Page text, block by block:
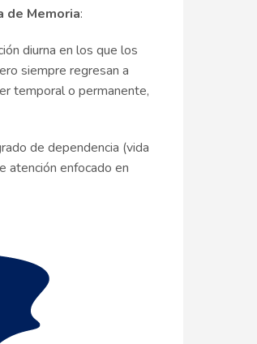
de Memoria:
diurna en los que los
siempre regresan a
temporal o permanente,
de dependencia (vida
atención enfocado en